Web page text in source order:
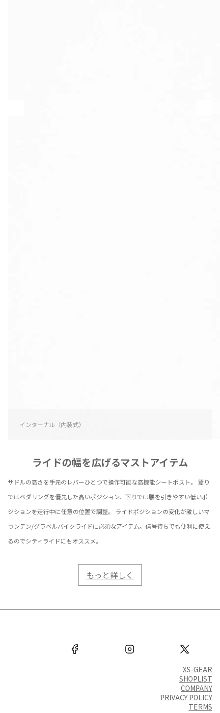
インターナル（内装式）
エクスターナル（外装式）タイプ
グリッパー（ケーブレス）タイプ
グリッパー（ケーブレス）タイプ
グリッパー（ケーブレス）タイプ
グリッパー（ケーブレス）タイプ
ライドの幅を広げるマストアイテム
サドルの高さを手元のレバーひとつで操作可能な高機能シートポスト。 登り
ではペダリングを優先した高いポジション、下りでは腰を引きやすい低いポ
ジションを走行中に任意の位置で調整。 ライドポジションの変化が激しいマ
ウンテン/グラベルバイクライドに必須なアイテム。信号待ちでも便利に使え
るのでシティライドにもオススメ。
もっと詳しく
POWER
DROPPER
XS-GEAR
SHOPLIST
COMPANY
PRIVACY POLICY
TERMS